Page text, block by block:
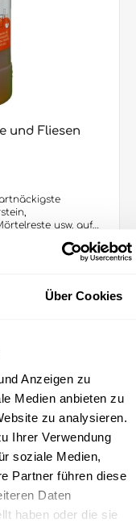
Über Cookies
Anzeigen zu
Medien anbieten zu
zu analysieren.
Ihrer Verwendung
soziale Medien,
Partner führen diese
Daten
haben oder die sie
und Fliesen
usw. auf
und
Wirkt sehr